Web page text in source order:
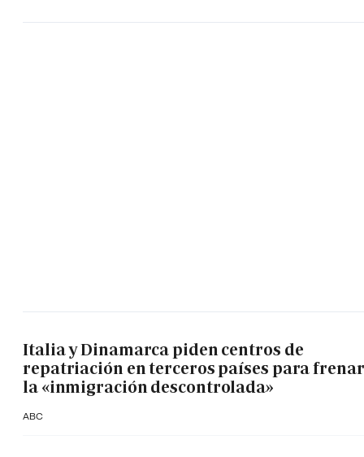
Italia y Dinamarca piden centros de
repatriación en terceros países para frenar
la «inmigración descontrolada»
ABC